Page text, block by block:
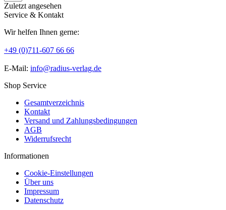
Zuletzt angesehen
Service & Kontakt
Wir helfen Ihnen gerne:
+49 (0)711-607 66 66
E-Mail: info@radius-verlag.de
Shop Service
Gesamtverzeichnis
Kontakt
Versand und Zahlungsbedingungen
AGB
Widerrufsrecht
Informationen
Cookie-Einstellungen
Über uns
Impressum
Datenschutz